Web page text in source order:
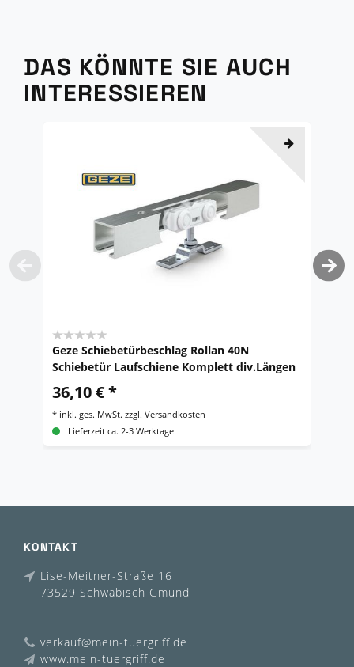
DAS KÖNNTE SIE AUCH
INTERESSIEREN
Geze Schiebetürbeschlag Rollan 40N
Schiebetür Laufschiene Komplett div.Längen
36,10 € *
* inkl. ges. MwSt. zzgl.Versandkosten
Lieferzeit ca. 2-3 Werktage
KONTAKT
Lise-Meitner-Straße 16
73529 Schwäbisch Gmünd
verkauf@mein-tuergriff.de
www.mein-tuergriff.de